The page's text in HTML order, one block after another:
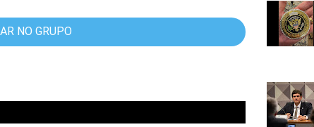
NO GRUPO